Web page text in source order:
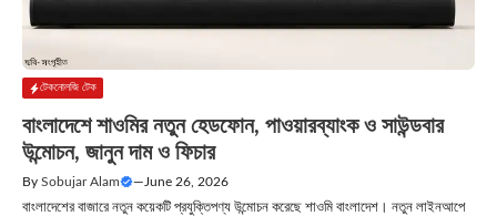
টেকনোলজি টেক
বাংলাদেশে শাওমির নতুন হেডফোন, পাওয়ারব্যাংক ও সাউন্ডবার
উন্মোচন, জানুন দাম ও ফিচার
By Sobujar Alam — June 26, 2026
বাংলাদেশের বাজারে নতুন কয়েকটি প্রযুক্তিপণ্য উন্মোচন করেছে শাওমি বাংলাদেশ। নতুন লাইনআপে